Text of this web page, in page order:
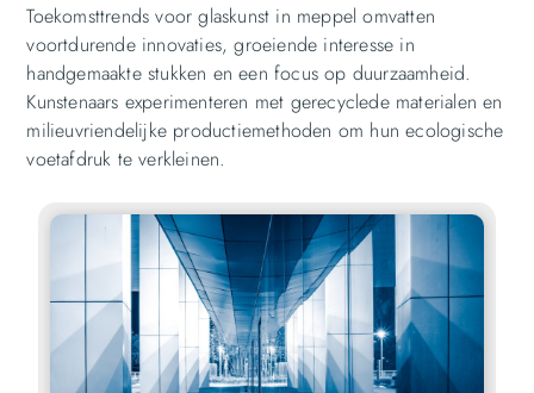
Toekomsttrends voor glaskunst in meppel omvatten
voortdurende innovaties, groeiende interesse in
handgemaakte stukken en een focus op duurzaamheid.
Kunstenaars experimenteren met gerecyclede materialen en
milieuvriendelijke productiemethoden om hun ecologische
voetafdruk te verkleinen.